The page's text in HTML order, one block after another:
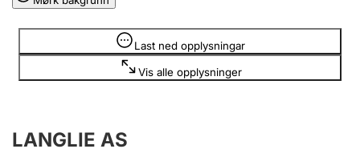
Lag og foreining
Registrere, endre, slette
Årsrekneskap
Last ned opplysningar
Vis alle opplysninger
Opplysninger er skjult
LANGLIE AS